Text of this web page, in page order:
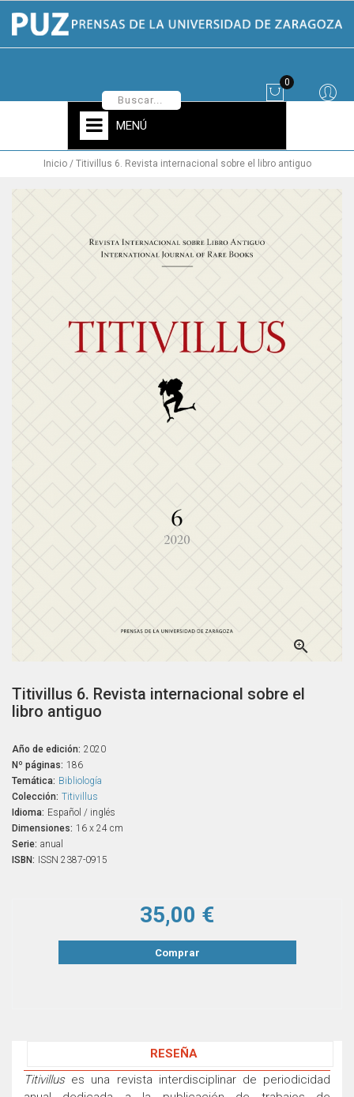
0
MENÚ
Inicio Titivillus 6. Revista internacional sobre el libro antiguo

Titivillus 6. Revista internacional sobre el
libro antiguo
Año de edición: 2020
Nº páginas: 186
Temática: Bibliología
Colección: Titivillus
Idioma: Español / inglés
Dimensiones: 16 x 24 cm
Serie: anual
ISBN: ISSN 2387-0915
35,00 €
Comprar
RESEÑA
Titivilluses una revista interdisciplinar de periodicidad